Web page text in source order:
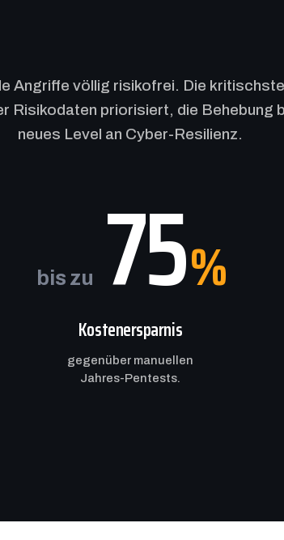
Angriffe völlig risikofrei. Die
Risikodaten priorisiert, die Behebung
neues Level an Cyber-Resilienz.
bis zu 75%
Kostenersparnis
gegenüber manuellen
Jahres-Pentests.